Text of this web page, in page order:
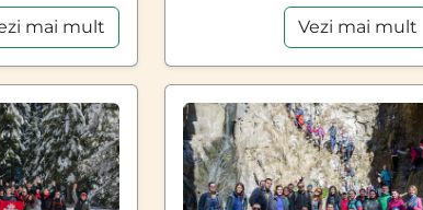
mai mult Vezi mai mult